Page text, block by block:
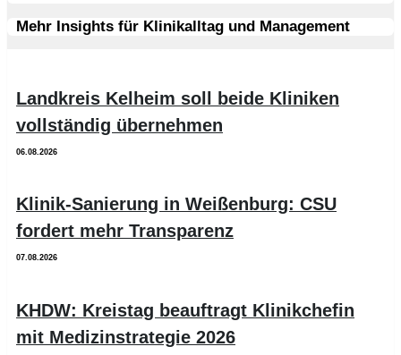
Mehr Insights für Klinikalltag und Management
Landkreis Kelheim soll beide Kliniken
vollständig übernehmen
06.08.2026
Klinik-Sanierung in Weißenburg: CSU
fordert mehr Transparenz
07.08.2026
KHDW: Kreistag beauftragt Klinikchefin
mit Medizinstrategie 2026